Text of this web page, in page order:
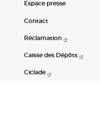
Espace presse
Contact
Réclamation
Caisse des Dépôts
Ciclade